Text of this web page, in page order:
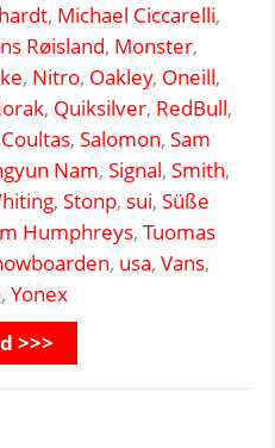
, Michael Ciccarelli,
Røisland, Monster,
, Nitro, Oakley, Oneill,
, Quiksilver, RedBull,
, Salomon, Sam
Nam, Signal, Smith,
, Stonp, sui, Süße
Humphreys, Tuomas
, usa, Vans,
, Yonex
>>>